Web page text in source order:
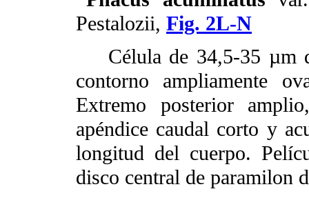
Pestalozii, Fig. 2L-N
Célula de 34,5-35 µm
contorno ampliamente
Extremo posterior
apéndice caudal corto y
longitud del cuerpo.
disco central de paramilon